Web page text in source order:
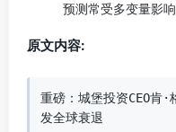
预测常受多变量影
原文内容:
重磅：城堡投资CEO肯·
发全球衰退